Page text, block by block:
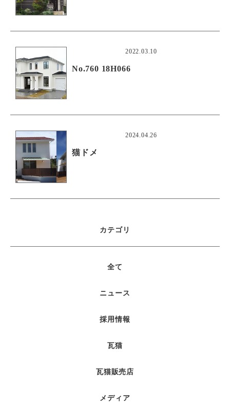
2022.03.10
No.760 18H066
2024.04.26
猫ドメ
カテゴリ
全て
ニュース
採用情報
瓦猫
瓦猫販売店
メディア